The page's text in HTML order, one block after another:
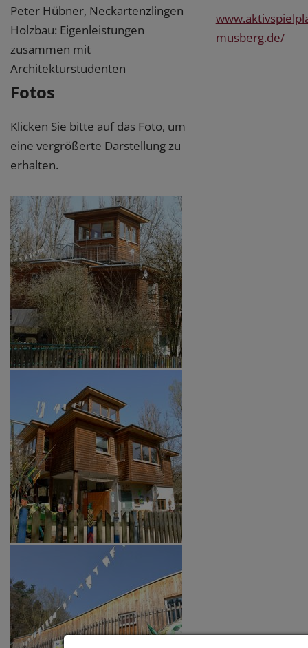
Peter Hübner, Neckartenzlingen
Holzbau: Eigenleistungen
zusammen mit
Architekturstudenten
Fotos
Klicken Sie bitte auf das Foto, um
eine vergrößerte Darstellung zu
erhalten.
musberg.de/